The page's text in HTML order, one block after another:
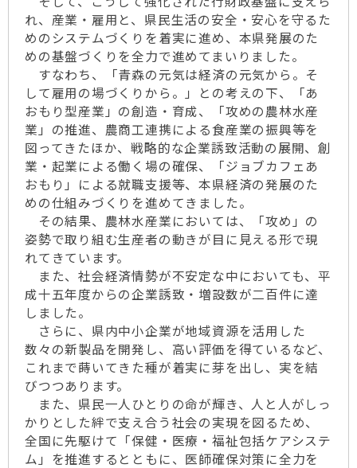
れ、産業・雇用と、県民生活の安全・安心を守るた
めのシステムづくりを着実に進め、本県発展のた
めの基盤づくりを全力で進めてまいりました。
すなわち、「青森の元気は経済の元気から。そ
して雇用の場づくりから。」との考えの下、「あ
おもり型産業」の創造・育成、「攻めの農林水産
業」の推進、農商工連携による食産業の振興等を
図ってきたほか、戦略的な企業誘致活動の展開、創
業・起業による働く場の確保、「ジョブカフェあ
おもり」による就職支援等、本県経済の発展のた
めの仕組みづくりを進めてきました。
その結果、農林水産業においては、「攻め」の
姿勢で取り組む生産者の動きが目に見える形で現
れてきています。
また、社会経済情勢が不安定な中においても、平
成十五年度からの企業誘致・増設数が二百件に達
しました。
さらに、県内中小企業が地域資源を活用した
数々の新製品を開発し、高い評価を得ているなど、
これまで蒔いてきた種が着実に芽を出し、実を結
びつつあります。
また、県民一人ひとりの命が輝き、人と人がしっ
かりとした絆で支え合う社会の実現を図るため、
全国に先駆けて「保健・医療・福祉包括ケアシステ
ム」を推進するとともに、医師確保対策に全力を